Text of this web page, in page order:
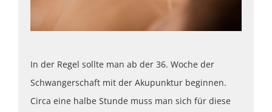
In der Regel sollte man ab der 36. Woche der
Schwangerschaft mit der Akupunktur beginnen.
Circa eine halbe Stunde muss man sich für diese